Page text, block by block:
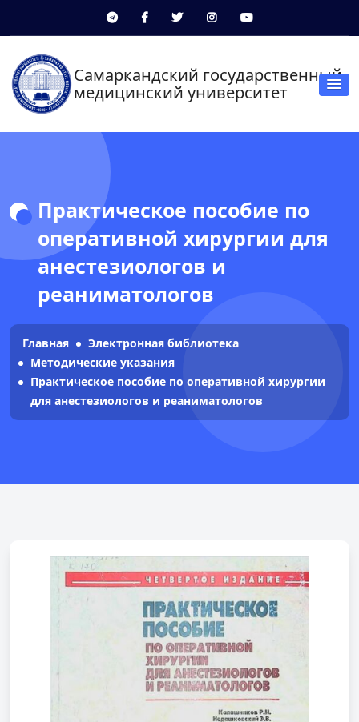
Самаркандский государственный
медицинский университет
Практическое пособие по
оперативной хирургии для
анестезиологов и
реаниматологов
Главная
Электронная библиотека
Методические указания
Практическое пособие по оперативной хирургии
для анестезиологов и реаниматологов